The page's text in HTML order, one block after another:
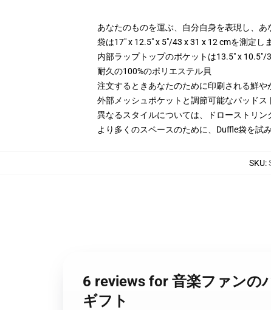
あなたのものを運ぶ、自分自身を表現し、
袋は17" x 12.5" x 5"/43 x 31 x 12 cmを測定し
内部ラップトップのポケットは13.5" x 10.5"/
耐久の100%のポリエステル貝
注文するときあなたのために印刷される鮮
外部メッシュポケットと調節可能なパッドス
異なるスタイルについては、ドローストリ
より多くのスペースのために、Duffle袋を試
SKU:
6 reviews for 音楽ファンの
ギフト